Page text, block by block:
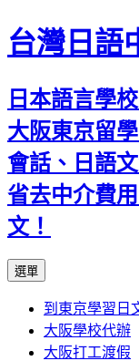
台灣日語
日本語言學
大阪東京留
會話、日語
省去中介費
文！
選單
內
容
到東京學習日
大阪學校代辦
大阪打工渡假